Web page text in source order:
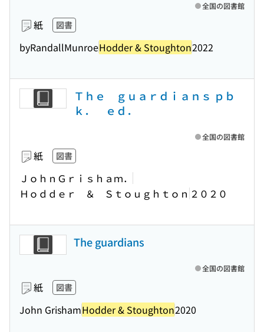
紙 図書
byRandallMunroeHodder & Stoughton2022
全国の図書館
Ｔｈｅ ｇｕａｒｄｉａｎｓ ｐｂ
ｋ． ｅｄ．
紙 図書
ＪｏｈｎＧｒｉｓｈａｍ．
Ｈｏｄｄｅｒ ＆ Ｓｔｏｕｇｈｔｏｎ ２０２０
全国の図書館
The guardians
紙 図書
John GrishamHodder & Stoughton2020
全国の図書館